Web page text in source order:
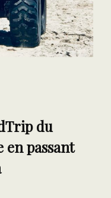
du
en passant